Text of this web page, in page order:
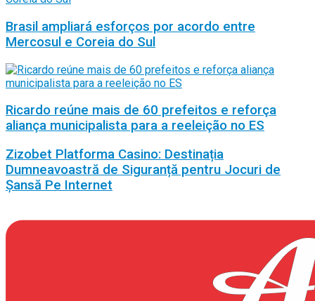
Brasil ampliará esforços por acordo entre
Mercosul e Coreia do Sul
Ricardo reúne mais de 60 prefeitos e reforça
aliança municipalista para a reeleição no ES
Zizobet Platforma Casino: Destinația
Dumneavoastră de Siguranță pentru Jocuri de
Șansă Pe Internet